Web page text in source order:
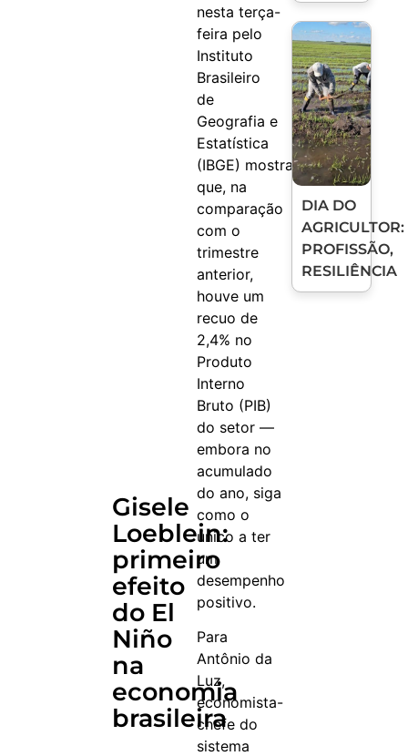
Gisele
Loeblein:
primeiro
efeito
do El
Niño
na
economia
brasileira
nesta terça-
feira pelo
Instituto
Brasileiro
de
Geografia e
Estatística
(IBGE) mostram
que, na
comparação
com o
trimestre
anterior,
houve um
recuo de
2,4% no
Produto
Interno
Bruto (PIB)
do setor —
embora no
acumulado
do ano, siga
como o
único a ter
um
desempenho
positivo.
Para
Antônio da
Luz,
economista-
chefe do
sistema
DIA DO
AGRICULTOR:
PROFISSÃO,
RESILIÊNCIA